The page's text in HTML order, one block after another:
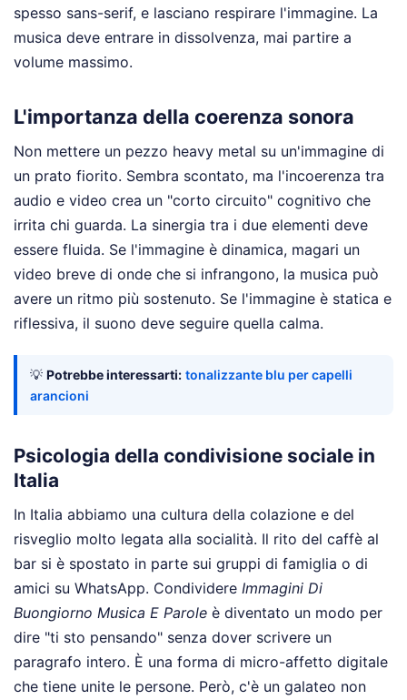
spesso sans-serif, e lasciano respirare l'immagine. La
musica deve entrare in dissolvenza, mai partire a
volume massimo.
L'importanza della coerenza sonora
Non mettere un pezzo heavy metal su un'immagine di
un prato fiorito. Sembra scontato, ma l'incoerenza tra
audio e video crea un "corto circuito" cognitivo che
irrita chi guarda. La sinergia tra i due elementi deve
essere fluida. Se l'immagine è dinamica, magari un
video breve di onde che si infrangono, la musica può
avere un ritmo più sostenuto. Se l'immagine è statica e
riflessiva, il suono deve seguire quella calma.
💡 Potrebbe interessarti: tonalizzante blu per capelli
arancioni
Psicologia della condivisione sociale in
Italia
In Italia abbiamo una cultura della colazione e del
risveglio molto legata alla socialità. Il rito del caffè al
bar si è spostato in parte sui gruppi di famiglia o di
amici su WhatsApp. Condividere Immagini Di
Buongiorno Musica E Parole è diventato un modo per
dire "ti sto pensando" senza dover scrivere un
paragrafo intero. È una forma di micro-affetto digitale
che tiene unite le persone. Però, c'è un galateo non